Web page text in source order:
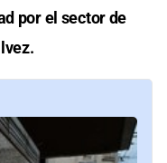
por el sector de